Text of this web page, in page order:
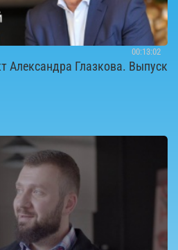
00:13:02
Александра Глазкова. Выпуск